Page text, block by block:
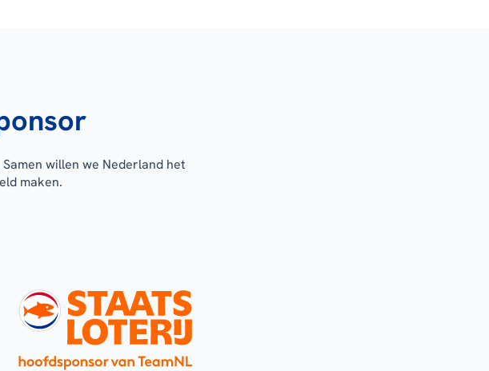
willen we Nederland het
maken.